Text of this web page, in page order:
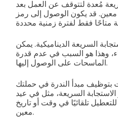
مُعدة لتتوقف عن العمل بعد
قد يكون الوصول إلى رمز
السريعة الديناميكية. يمكن
وهذا هو السبب في عدم قدرة
الماسحات على الوصول إليها.
بتوظيف مبدأ الندرة في حملتك
السريعة، مثل في عيد
للتعطيل تلقائيًا في وقت أو تاريخ
معين.